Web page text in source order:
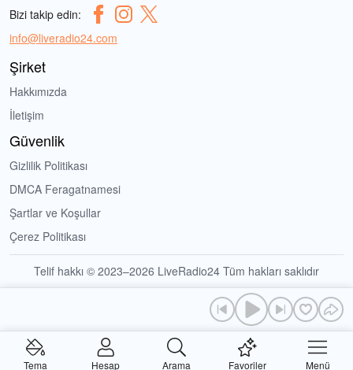
Bizi takip edin:
info@liveradio24.com
Şirket
Hakkımızda
İletişim
Güvenlik
Gizlilik Politikası
DMCA Feragatnamesi
Şartlar ve Koşullar
Çerez Politikası
Telif hakkı © 2023–2026 LiveRadio24 Tüm hakları saklıdır
Tema Hesap Arama Favoriler Menü